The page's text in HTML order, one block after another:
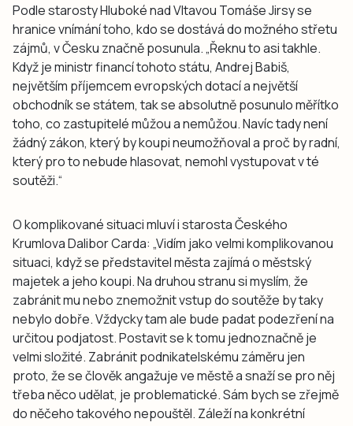
Podle starosty Hluboké nad Vltavou Tomáše Jirsy se
hranice vnímání toho, kdo se dostává do možného střetu
zájmů, v Česku značně posunula.„Řeknu to asi takhle.
Když je ministr financí tohoto státu, Andrej Babiš,
největším příjemcem evropských dotací a největší
obchodník se státem, tak se absolutně posunulo měřítko
toho, co zastupitelé můžou a nemůžou. Navíc tady není
žádný zákon, který by koupi neumožňoval a proč by radní,
který pro to nebude hlasovat, nemohl vystupovat v té
soutěži.“
O komplikované situaci mluví i starosta Českého
Krumlova Dalibor Carda: „Vidím jako velmi komplikovanou
situaci, když se představitel města zajímá o městský
majetek a jeho koupi. Na druhou stranu si myslím, že
zabránit mu nebo znemožnit vstup do soutěže by taky
nebylo dobře. Vždycky tam ale bude padat podezření na
určitou podjatost. Postavit se k tomu jednoznačně je
velmi složité. Zabránit podnikatelskému záměru jen
proto, že se člověk angažuje ve městě a snaží se pro něj
třeba něco udělat, je problematické. Sám bych se zřejmě
do něčeho takového nepouštěl. Záleží na konkrétní